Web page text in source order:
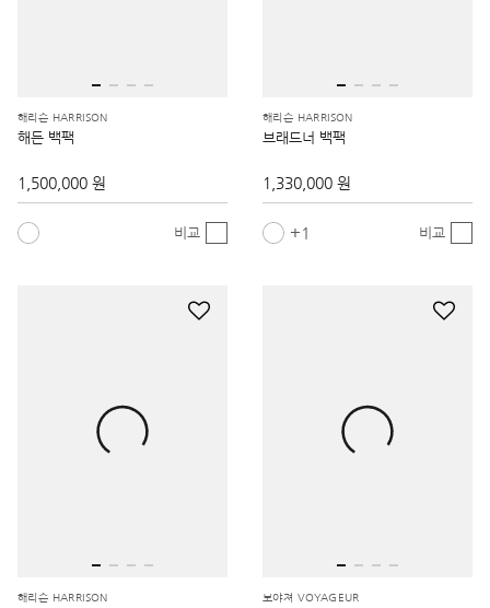
해리슨 HARRISON
해든 백팩
1,500,000 원
비교
해리슨 HARRISON
브래드너 백팩
1,330,000 원
1 비교
해리슨 HARRISON 보야져 VOYAGEUR